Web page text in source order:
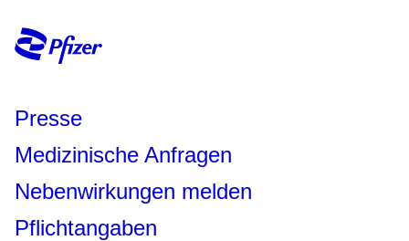
Presse
Medizinische Anfragen
Nebenwirkungen melden
Pflichtangaben